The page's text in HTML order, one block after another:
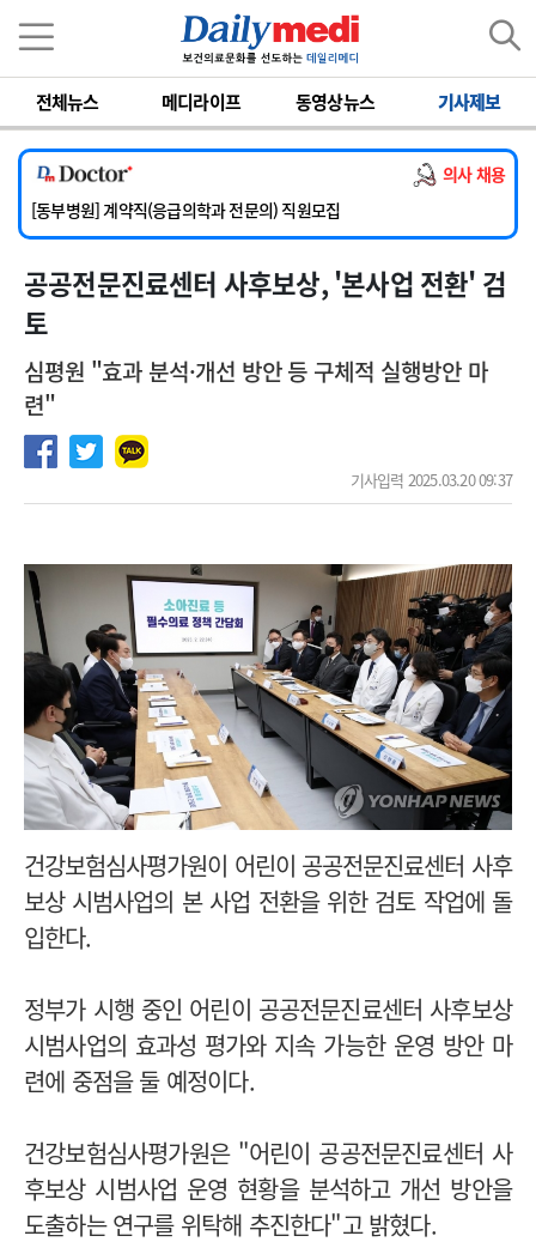
전체뉴스 메디라이프 동영상뉴스 기사제보
의사 채용
[서울아산병원] 2026년 하반기 인턴 모집
[영남대학교의료원] 마취통증의학과 임기제 임상의사 채용
[충남대학교병원] 소아청소년과(소아응급전담) 계약직 의사 공개채용
[동부병원] 계약직(응급의학과 전문의) 직원모집
[이대목동병원] 하반기 전공의(레지던트1년차) 모집
[서울아산병원] 2026년 하반기 인턴 모집
[영남대학교의료원] 마취통증의학과 임기제 임상의사 채용
공공전문진료센터 사후보상, '본사업 전환' 검
토
심평원 "효과 분석·개선 방안 등 구체적 실행방안 마
련"
기사입력 2025.03.20 09:37
건강보험심사평가원이 어린이 공공전문진료센터 사후
보상 시범사업의 본 사업 전환을 위한 검토 작업에 돌
입한다.
정부가 시행 중인 어린이 공공전문진료센터 사후보상
시범사업의 효과성 평가와 지속 가능한 운영 방안 마
련에 중점을 둘 예정이다.
건강보험심사평가원은 "어린이 공공전문진료센터 사
후보상 시범사업 운영 현황을 분석하고 개선 방안을
도출하는 연구를 위탁해 추진한다"고 밝혔다.